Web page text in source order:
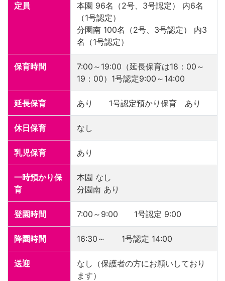
定員
本園 96名（2号、3号認定） 内6名
（1号認定）
分園南 100名（2号、3号認定） 内3
名（1号認定）
保育時間
7:00～19:00（延長保育は18：00～
19：00）1号認定9:00～14:00
延長保育 あり 1号認定預かり保育 あり
休日保育 なし
乳児保育 あり
一時預かり保
育
本園 なし
分園南 あり
登園時間 7:00～9:00 1号認定 9:00
降園時間 16:30～ 1号認定 14:00
送迎
なし（保護者の方にお願いしており
ます）